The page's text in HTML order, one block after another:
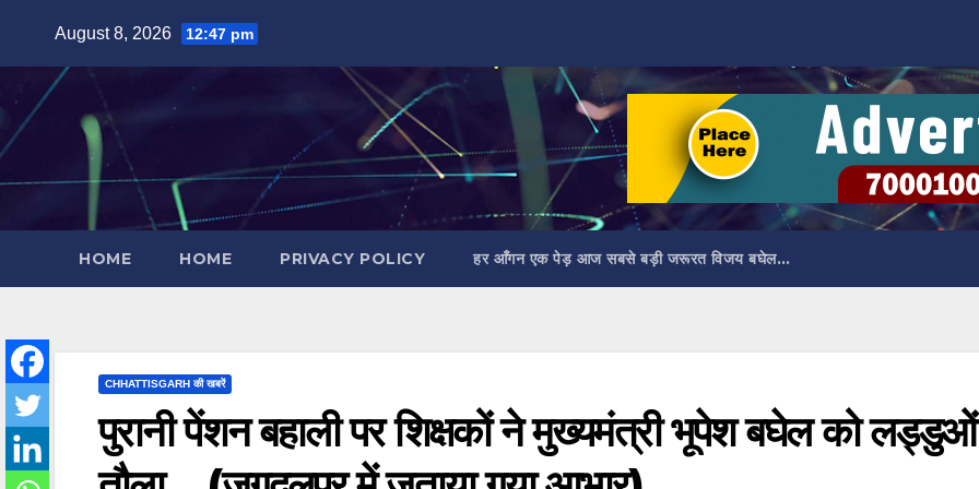
content
August 8, 2026 12:47 pm
HOME HOME PRIVACY POLICY हर आँगन एक पेड़ आज सबसे बड़ी जरूरत विजय बघेल…
CHHATTISGARH की खबरें
पुरानी पेंशन बहाली पर शिक्षकों ने मुख्यमंत्री भूपेश बघेल को